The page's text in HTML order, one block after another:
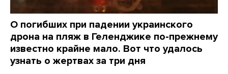
О погибших при падении украинского
дрона на пляж в Геленджике по-прежнему
известно крайне мало. Вот что удалось
узнать о жертвах за три дня